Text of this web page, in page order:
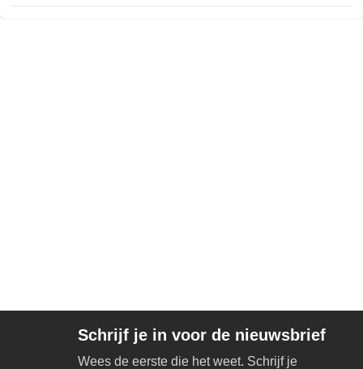
Schrijf je in voor de nieuwsbrief
Wees de eerste die het weet. Schrijf je